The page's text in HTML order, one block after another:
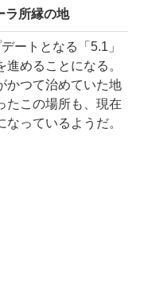
ラ所縁の地
ートとなる「5.1」
めることになる。
かつて治めていた地
たこの場所も、現在
っているようだ。